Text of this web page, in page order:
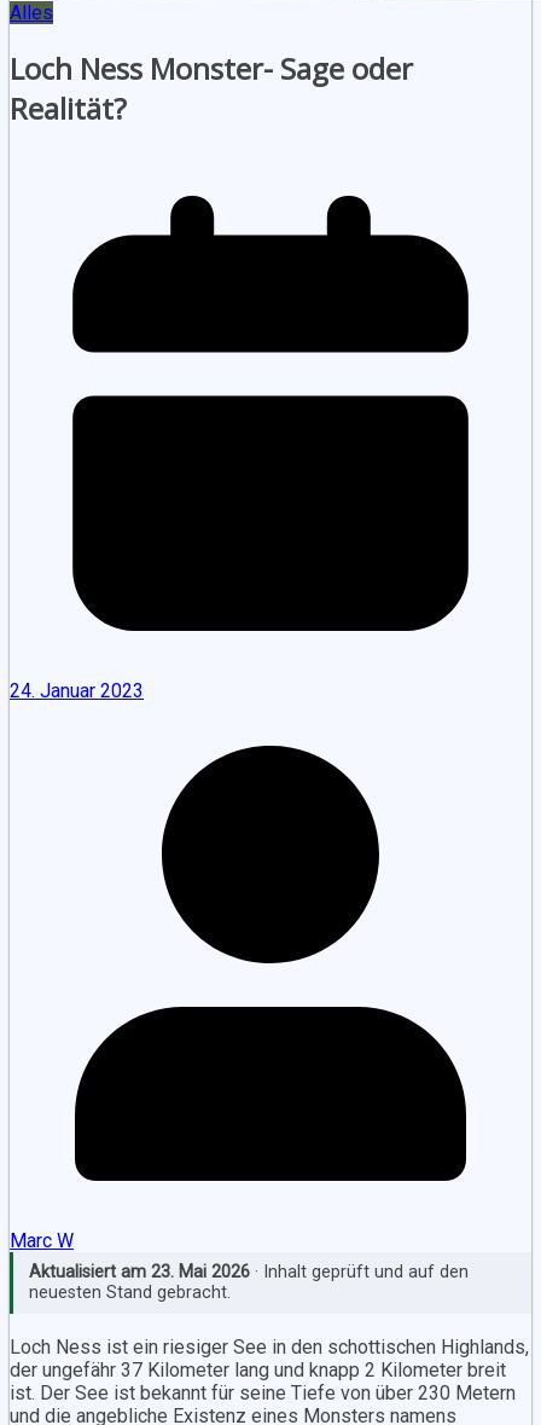
Alles
Loch Ness Monster- Sage oder
Realität?
24. Januar 2023
Marc W
Aktualisiert am 23. Mai 2026· Inhalt geprüft und auf den
neuesten Stand gebracht.
Loch Ness ist ein riesiger See in den schottischen Highlands,
der ungefähr 37 Kilometer lang und knapp 2 Kilometer breit
ist. Der See ist bekannt für seine Tiefe von über 230 Metern
und die angebliche Existenz eines Monsters namens